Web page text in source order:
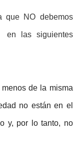
que NO debemos
en las siguientes
de la misma
no están en el
y, por lo tanto, no